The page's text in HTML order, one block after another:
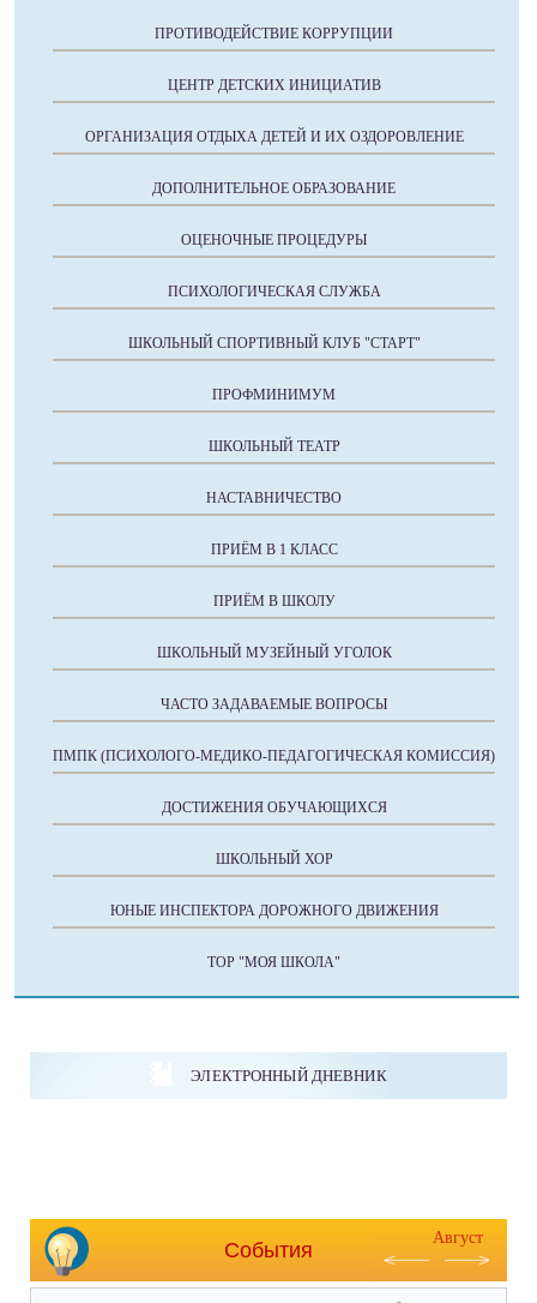
ПРОТИВОДЕЙСТВИЕ КОРРУПЦИИ
ЦЕНТР ДЕТСКИХ ИНИЦИАТИВ
ОРГАНИЗАЦИЯ ОТДЫХА ДЕТЕЙ И ИХ ОЗДОРОВЛЕНИЕ
ДОПОЛНИТЕЛЬНОЕ ОБРАЗОВАНИЕ
ОЦЕНОЧНЫЕ ПРОЦЕДУРЫ
ПСИХОЛОГИЧЕСКАЯ СЛУЖБА
ШКОЛЬНЫЙ СПОРТИВНЫЙ КЛУБ "СТАРТ"
ПРОФМИНИМУМ
ШКОЛЬНЫЙ ТЕАТР
НАСТАВНИЧЕСТВО
ПРИЁМ В 1 КЛАСС
ПРИЁМ В ШКОЛУ
ШКОЛЬНЫЙ МУЗЕЙНЫЙ УГОЛОК
ЧАСТО ЗАДАВАЕМЫЕ ВОПРОСЫ
ПМПК (ПСИХОЛОГО-МЕДИКО-ПЕДАГОГИЧЕСКАЯ КОМИССИЯ)
ДОСТИЖЕНИЯ ОБУЧАЮЩИХСЯ
ШКОЛЬНЫЙ ХОР
ЮНЫЕ ИНСПЕКТОРА ДОРОЖНОГО ДВИЖЕНИЯ
ТОР "МОЯ ШКОЛА"
ЭЛЕКТРОННЫЙ ДНЕВНИК
События
Август